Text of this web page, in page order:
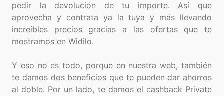
pedir la devolución de tu importe. Así que
aprovecha y contrata ya la tuya y más llevando
increíbles precios gracias a las ofertas que te
mostramos en Widilo.
Y eso no es todo, porque en nuestra web, también
te damos dos beneficios que te pueden dar ahorros
al doble. Por un lado, te damos el cashback Private